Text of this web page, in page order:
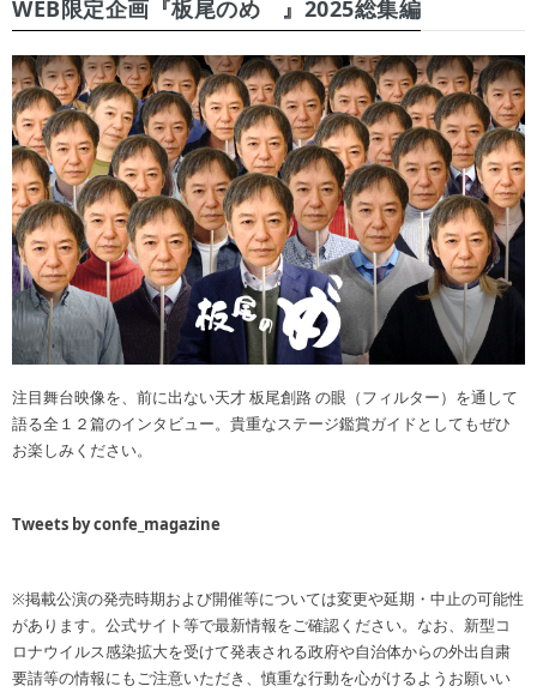
WEB限定企画『板尾のめ゙』2025総集編
注目舞台映像を、前に出ない天才 板尾創路 の眼（フィルター）を通して
語る全１２篇のインタビュー。貴重なステージ鑑賞ガイドとしてもぜひ
お楽しみください。
Tweets by confe_magazine
※掲載公演の発売時期および開催等については変更や延期・中止の可能性
があります。公式サイト等で最新情報をご確認ください。なお、新型コ
ロナウイルス感染拡大を受けて発表される政府や自治体からの外出自粛
要請等の情報にもご注意いただき、慎重な行動を心がけるようお願いい